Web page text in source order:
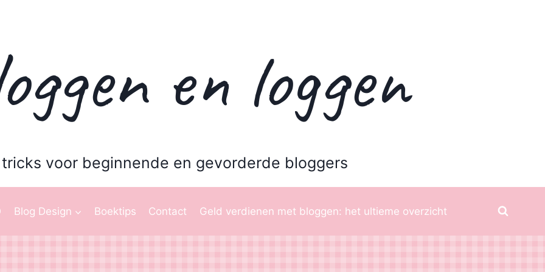
en loggen
voor beginnende en gevorderde bloggers
Blog Design Boektips Contact Geld verdienen met bloggen: het ultieme overzicht